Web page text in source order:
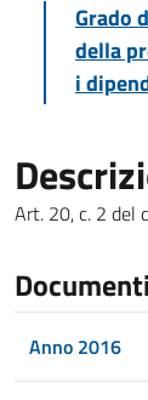
Grado
della
i
Art. 20, c. 2 del
Anno 2016